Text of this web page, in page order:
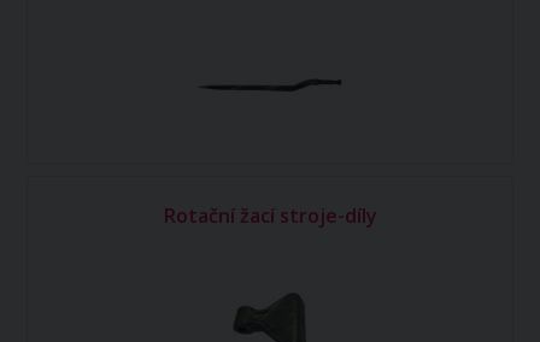
Rotační žací stroje-díly